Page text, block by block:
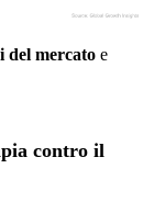
del mercato e
contro il